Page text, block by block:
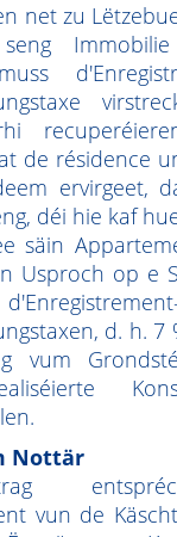
net zu
de résidence
ervirgeet,
déi hie kaf
säin
Usproch op e
d. h. 7
vum
Nottär
vun de